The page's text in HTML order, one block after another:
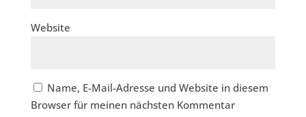
Website
Name, E-Mail-Adresse und Website in diesem
Browser für meinen nächsten Kommentar